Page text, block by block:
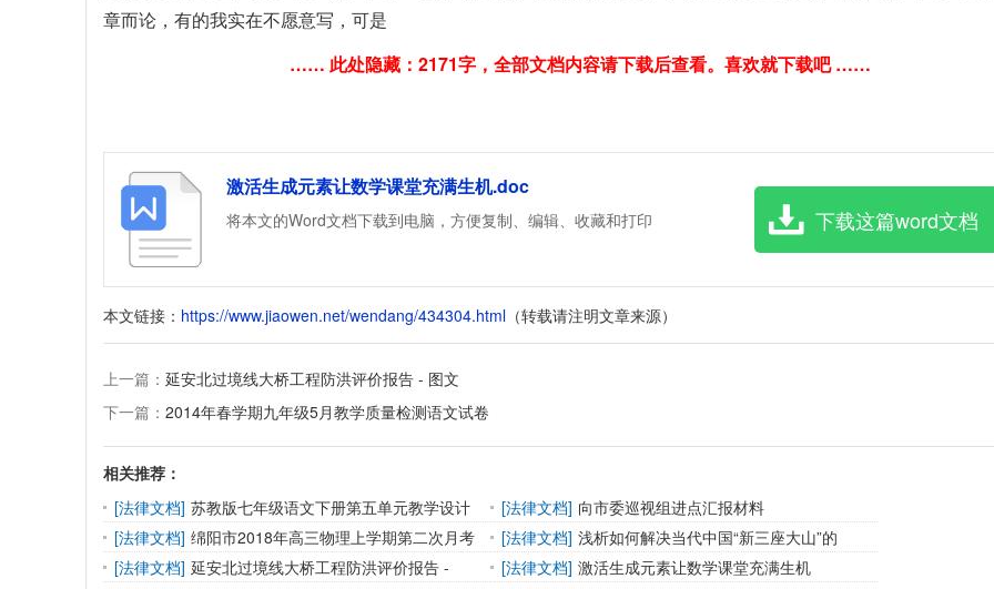
章而论，有的我实在不愿意写，可是
…… 此处隐藏：2171字，全部文档内容请下载后查看。喜欢就下载吧 ……
激活生成元素让数学课堂充满生机.doc
将本文的Word文档下载到电脑，方便复制、编辑、收藏和打印 下载这篇word文档
本文链接： https://www.jiaowen.net/wendang/434304.html （转载请注明文章来源）
上一篇： 延安北过境线大桥工程防洪评价报告 - 图文
下一篇： 2014年春学期九年级5月教学质量检测语文试卷
相关推荐：
[法律文档] 苏教版七年级语文下册第五单元教学设计 [法律文档] 向市委巡视组进点汇报材料
[法律文档] 绵阳市2018年高三物理上学期第二次月考 [法律文档] 浅析如何解决当代中国“新三座大山”的
[法律文档] 延安北过境线大桥工程防洪评价报告 - [法律文档] 激活生成元素让数学课堂充满生机